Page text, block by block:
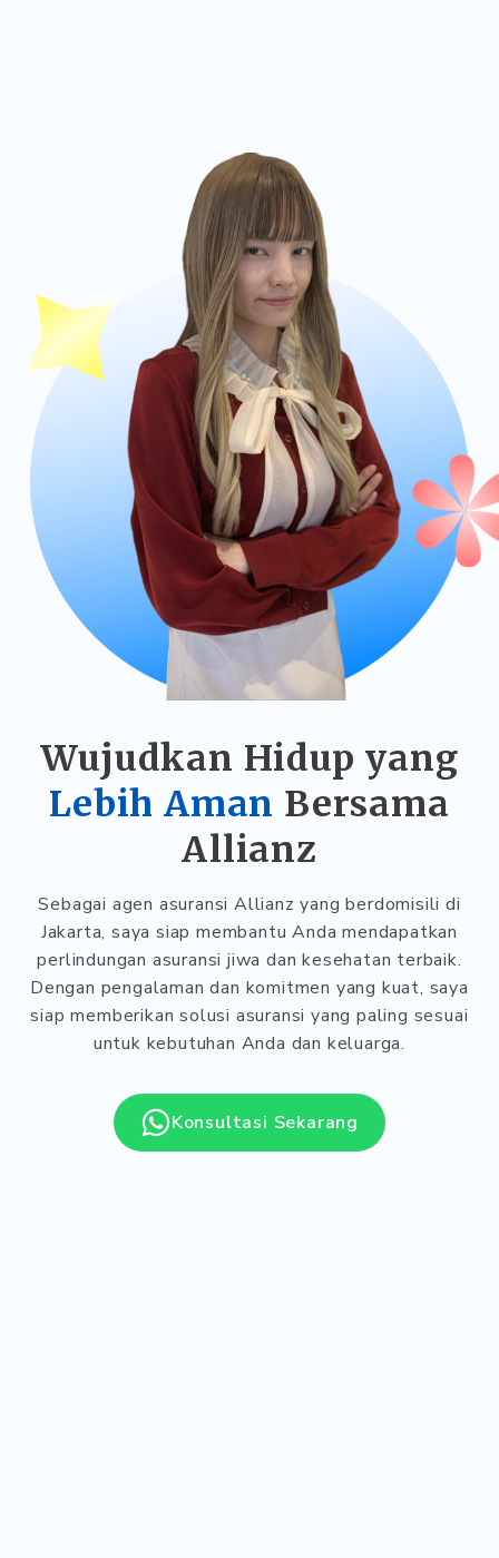
Wujudkan Hidup yang
Lebih Aman Bersama
Allianz
Sebagai agen asuransi Allianz yang berdomisili di
Jakarta, saya siap membantu Anda mendapatkan
perlindungan asuransi jiwa dan kesehatan terbaik.
Dengan pengalaman dan komitmen yang kuat, saya
siap memberikan solusi asuransi yang paling sesuai
untuk kebutuhan Anda dan keluarga.
Konsultasi Sekarang